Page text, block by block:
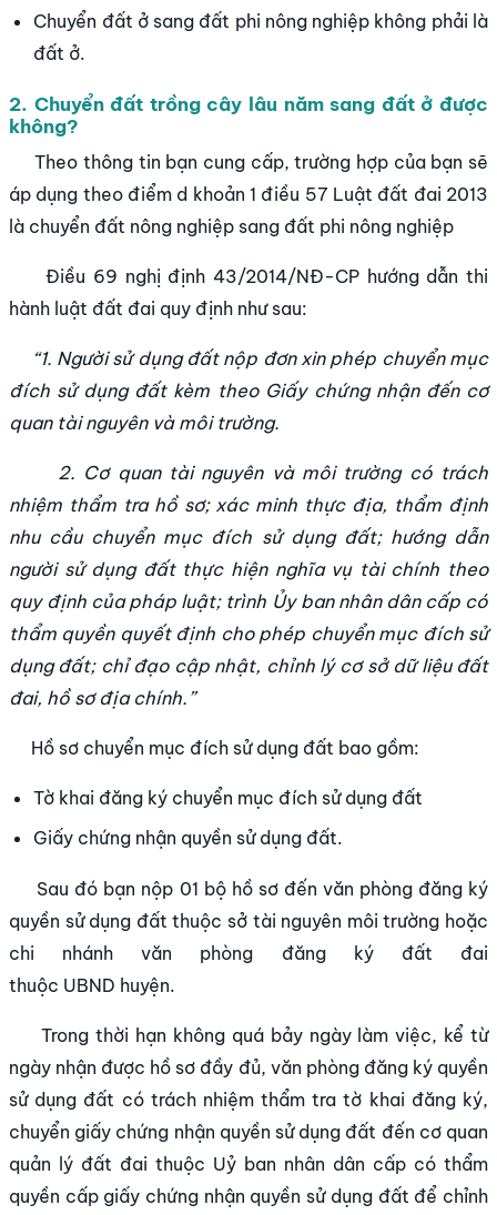
Chuyển đất ở sang đất phi nông nghiệp không phải là
đất ở.
2. Chuyển đất trồng cây lâu năm sang đất ở được
không?
Theo thông tin bạn cung cấp, trường hợp của bạn sẽ
áp dụng theo điểm d khoản 1 điều 57 Luật đất đai 2013
là chuyển đất nông nghiệp sang đất phi nông nghiệp
Điều 69 nghị định 43/2014/NĐ-CP hướng dẫn thi
hành luật đất đai quy định như sau:
“1. Người sử dụng đất nộp đơn xin phép chuyển mục
đích sử dụng đất kèm theo Giấy chứng nhận đến cơ
quan tài nguyên và môi trường.
2. Cơ quan tài nguyên và môi trường có trách
nhiệm thẩm tra hồ sơ; xác minh thực địa, thẩm định
nhu cầu chuyển mục đích sử dụng đất; hướng dẫn
người sử dụng đất thực hiện nghĩa vụ tài chính theo
quy định của pháp luật; trình Ủy ban nhân dân cấp có
thẩm quyền quyết định cho phép chuyển mục đích sử
dụng đất; chỉ đạo cập nhật, chỉnh lý cơ sở dữ liệu đất
đai, hồ sơ địa chính.”
Hồ sơ chuyển mục đích sử dụng đất bao gồm:
Tờ khai đăng ký chuyển mục đích sử dụng đất
Giấy chứng nhận quyền sử dụng đất.
Sau đó bạn nộp 01 bộ hồ sơ đến văn phòng đăng ký
quyền sử dụng đất thuộc sở tài nguyên môi trường hoặc
chi nhánh văn phòng đăng ký đất đai
thuộc UBND huyện.
Trong thời hạn không quá bảy ngày làm việc, kể từ
ngày nhận được hồ sơ đầy đủ, văn phòng đăng ký quyền
sử dụng đất có trách nhiệm thẩm tra tờ khai đăng ký,
chuyển giấy chứng nhận quyền sử dụng đất đến cơ quan
quản lý đất đai thuộc Uỷ ban nhân dân cấp có thẩm
quyền cấp giấy chứng nhận quyền sử dụng đất để chỉnh